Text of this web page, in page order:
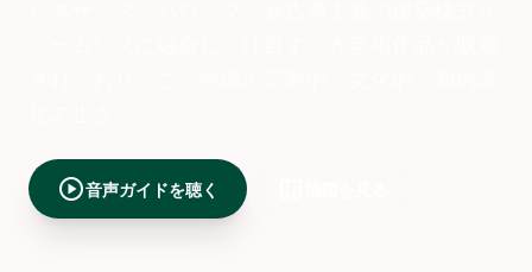
play_circle音声ガイドを聴く